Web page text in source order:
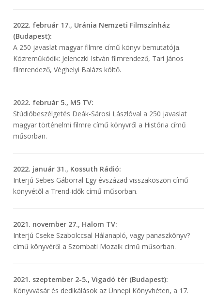
2022. február 17., Uránia Nemzeti Filmszínház
(Budapest):
A 250 javaslat magyar filmre című könyv bemutatója.
Közreműködik: Jelenczki István filmrendező, Tari János
filmrendező, Véghelyi Balázs költő.
2022. február 5., M5 TV:
Stúdióbeszélgetés Deák-Sárosi Lászlóval a 250 javaslat
magyar történelmi filmre című könyvről a História című
műsorban.
2022. január 31., Kossuth Rádió:
Interjú Sebes Gáborral Egy évszázad visszaköszön című
könyvétől a Trend-idők című műsorban.
2021. november 27., Halom TV:
Interjú Cseke Szabolccsal Hálanapló, vagy panaszkönyv?
című könyvéről a Szombati Mozaik című műsorban.
2021. szeptember 2-5., Vigadó tér (Budapest):
Könyvvásár és dedikálások az Ünnepi Könyvhéten, a 17.